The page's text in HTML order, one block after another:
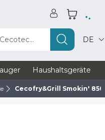
DE
Haushaltsgeräte
Cecofry&Grill Smokin'